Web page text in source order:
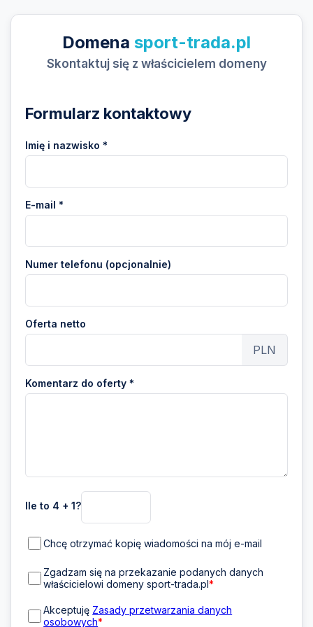
Domena sport-trada.pl
Skontaktuj się z właścicielem domeny
Formularz kontaktowy
Imię i nazwisko *
E-mail *
Numer telefonu (opcjonalnie)
Oferta netto
PLN
Komentarz do oferty *
Ile to 4 + 1?
Chcę otrzymać kopię wiadomości na mój e-mail
Zgadzam się na przekazanie podanych danych
właścicielowi domeny sport-trada.pl*
Akceptuję Zasady przetwarzania danych
osobowych*